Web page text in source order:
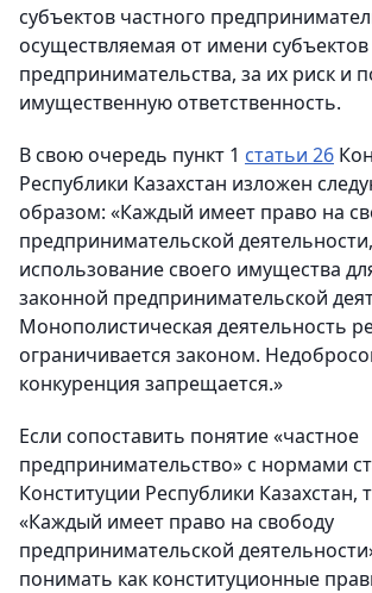
субъектов частного
осуществляемая от имени субъектов
предпринимательства, за их риск и
имущественную ответственность.
В свою очередь пункт 1 статьи 26
Республики Казахстан изложен
образом: «Каждый имеет право на
предпринимательской
использование своего имущества
законной предпринимательской
Монополистическая деятельность
ограничивается законом.
конкуренция запрещается.»
Если сопоставить понятие «частное
предпринимательство» с нормами
Конституции Республики Казахстан,
«Каждый имеет право на свободу
предпринимательской
понимать как конституционные